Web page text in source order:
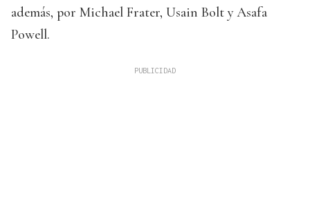
además, por Michael Frater, Usain Bolt y Asafa
Powell.